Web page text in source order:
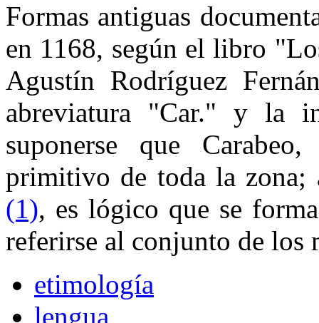
Formas antiguas
en 1168, según el libro
Agustín Rodríguez
abreviatura "Car." y la
suponerse que
primitivo de toda la zona;
(1), es lógico que se
referirse al conjunto de los
etimología
lengua